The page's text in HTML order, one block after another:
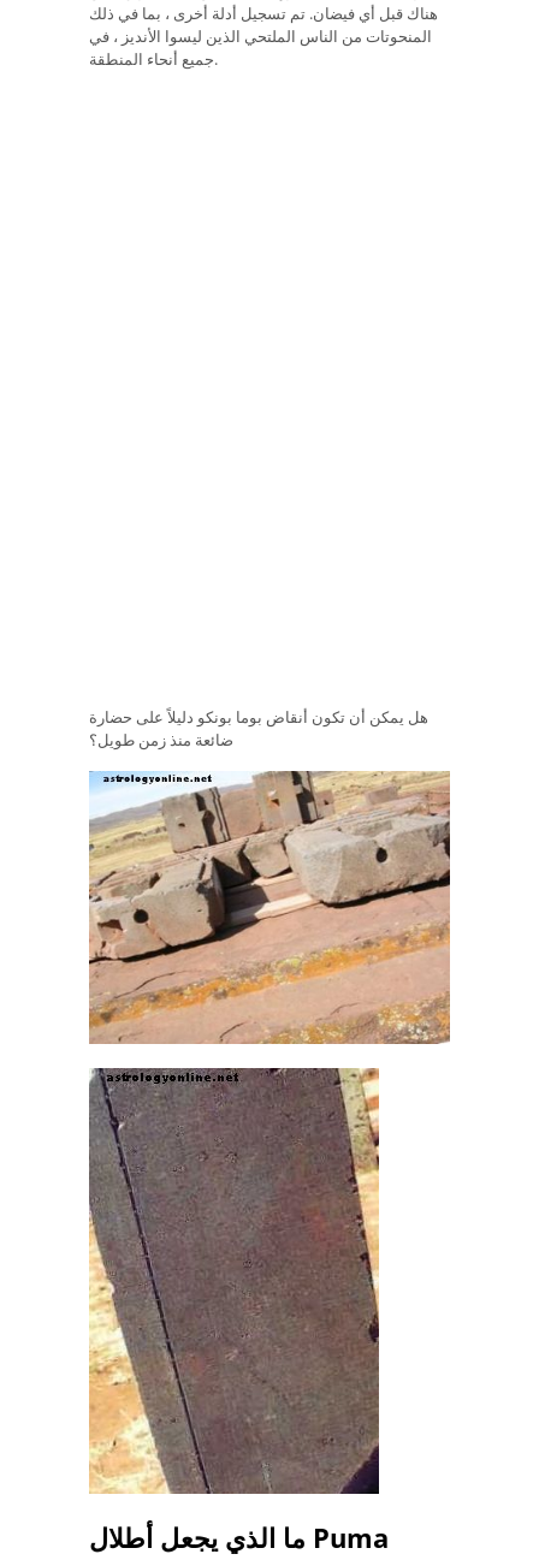
هناك قبل أي فيضان. تم تسجيل أدلة أخرى ، بما في ذلك
المنحوتات من الناس الملتحي الذين ليسوا الأنديز ، في
جميع أنحاء المنطقة.
هل يمكن أن تكون أنقاض بوما بونكو دليلاً على حضارة
ضائعة منذ زمن طويل؟
ما الذي يجعل أطلال Puma